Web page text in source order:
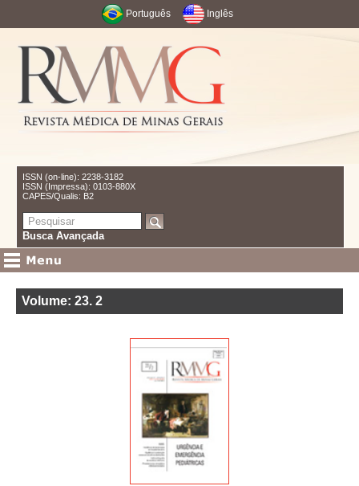
Português Inglês
ISSN (on-line): 2238-3182
ISSN (Impressa): 0103-880X
CAPES/Qualis: B2
Busca Avançada
Volume: 23. 2